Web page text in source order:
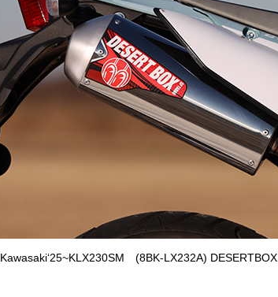
Kawasaki‘25~KLX230SM (8BK-LX232A) DESERTBOX